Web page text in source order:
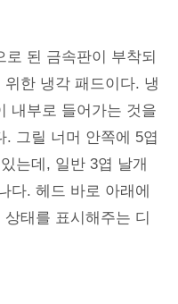
된 금속판이 부착되
한 냉각 패드이다. 냉
내부로 들어가는 것을
. 그릴 너머 안쪽에 5엽
는데, 일반 3엽 날개
다. 헤드 바로 아래에
태를 표시해주는 디